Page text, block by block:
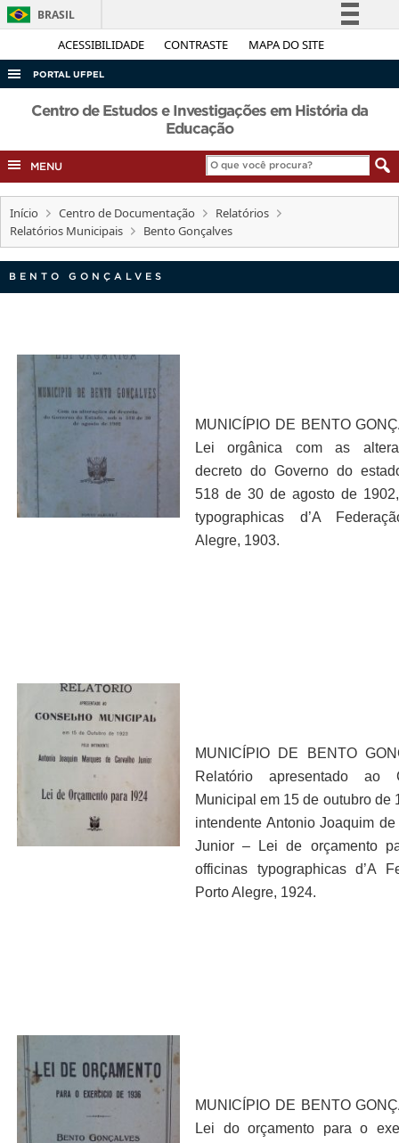
ACESSIBILIDADE CONTRASTE MAPA DO SITE
BRASIL
Simplifique!
Acesso à informação
Legislação
Canais
PORTAL UFPEL
ACESSO À INFORMAÇÃO
COBALTO
CONCURSOS
EDITAIS
Centro de Estudos e Investigações em História da
Educação
MENU
Início Centro de Documentação
Relatórios
Relatórios Municipais
Bento Gonçalves
BENTO GONÇALVES
MUNICÍPIO DE BENTO
Lei orgânica com as
decreto do Governo do
518 de 30 de agosto de
typographicas d’A
Alegre, 1903.
MUNICÍPIO DE BENTO
Relatório apresentado ao
Municipal em 15 de outubro de
intendente Antonio Joaquim
Junior – Lei de orçamento
officinas typographicas d’A
Porto Alegre, 1924.
MUNICÍPIO DE BENTO
Lei do orçamento para o